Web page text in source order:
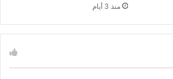
منذ 3 أيام